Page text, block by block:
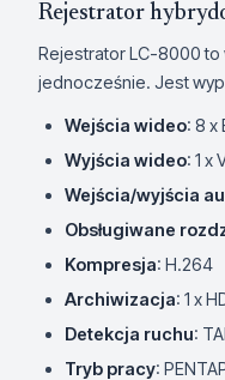
Rejestrator
Rejestrator LC-8000
jednocześnie. Jest
Wejścia wideo: 8 x
Wyjścia wideo: 1 x
Wejścia/wyjścia
Obsługiwane
Kompresja: H.264
Archiwizacja: 1 x
Detekcja ruchu:
Tryb pracy: